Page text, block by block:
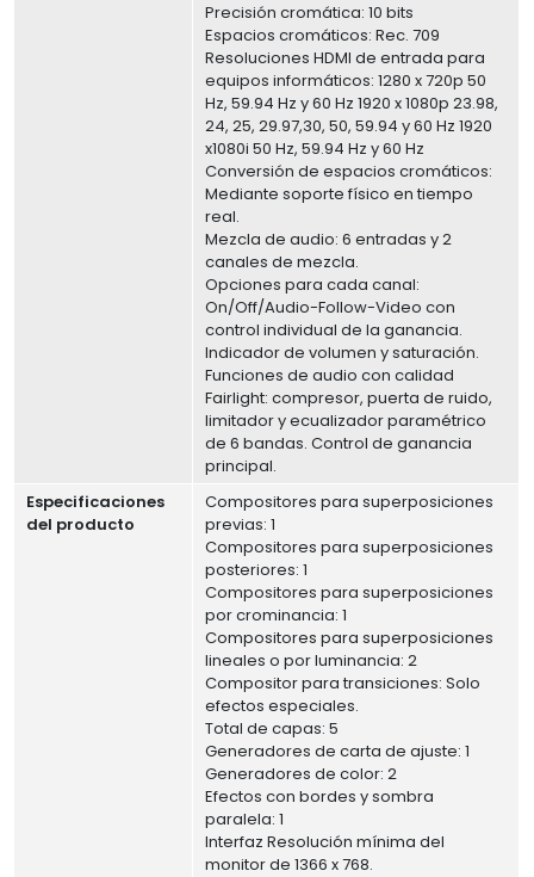
Precisión cromática: 10 bits
Espacios cromáticos: Rec. 709
Resoluciones HDMI de entrada para
equipos informáticos: 1280 x 720p 50
Hz, 59.94 Hz y 60 Hz 1920 x 1080p 23.98,
24, 25, 29.97,30, 50, 59.94 y 60 Hz 1920
x1080i 50 Hz, 59.94 Hz y 60 Hz
Conversión de espacios cromáticos:
Mediante soporte físico en tiempo
real.
Mezcla de audio: 6 entradas y 2
canales de mezcla.
Opciones para cada canal:
On/Off/Audio-Follow-Video con
control individual de la ganancia.
Indicador de volumen y saturación.
Funciones de audio con calidad
Fairlight: compresor, puerta de ruido,
limitador y ecualizador paramétrico
de 6 bandas. Control de ganancia
principal.
Especificaciones
del producto
Compositores para superposiciones
previas: 1
Compositores para superposiciones
posteriores: 1
Compositores para superposiciones
por crominancia: 1
Compositores para superposiciones
lineales o por luminancia: 2
Compositor para transiciones: Solo
efectos especiales.
Total de capas: 5
Generadores de carta de ajuste: 1
Generadores de color: 2
Efectos con bordes y sombra
paralela: 1
Interfaz Resolución mínima del
monitor de 1366 x 768.